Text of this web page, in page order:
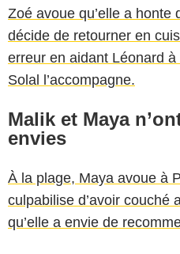
Zoé avoue qu’elle a honte
décide de retourner en
erreur en aidant Léonard
Solal l’accompagne.
Malik et Maya
envies
À la plage, Maya avoue à
culpabilise d’avoir couché
qu’elle a envie de